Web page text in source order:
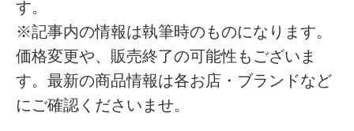
す。
※記事内の情報は執筆時のものになります。
価格変更や、販売終了の可能性もございま
す。最新の商品情報は各お店・ブランドなど
にご確認くださいませ。